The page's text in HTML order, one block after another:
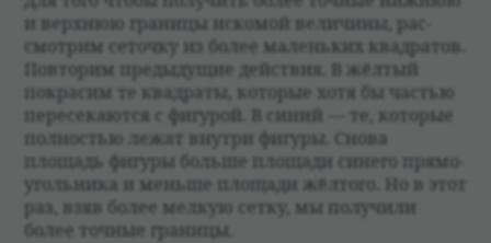
и верх­нюю гра­ницы искомой вели­чины, рас­
смот­рим сеточку из более маленьких квад­ра­тов.
Повто­рим преды­дущие действия. В жёл­тый
покра­сим те квад­раты, кото­рые хотя бы частью
пере­се­каются с фигу­рой. В синий — те, кото­рые
пол­но­стью лежат внутри фигуры. Снова
площадь фигуры больше площади синего прямо­
уголь­ника и меньше площади жёл­того. Но в этот
раз, взяв более мел­кую сетку, мы полу­чили
более точ­ные гра­ницы.